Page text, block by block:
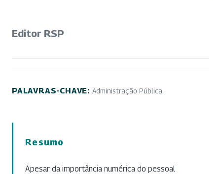
Editor RSP
PALAVRAS-CHAVE: Administração Pública
Resumo
Apesar da importância numérica do pessoal